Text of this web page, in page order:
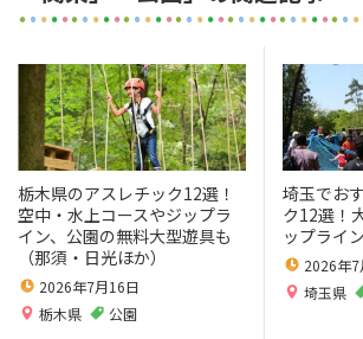
栃木県のアスレチック12選！
空中・水上コースやジップラ
イン、公園の無料大型遊具も
（那須・日光ほか）
2026年7月16日
栃木県
公園
埼玉でお
ク12選！
ップライ
2026年7
埼玉県